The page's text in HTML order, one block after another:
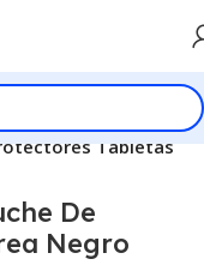
Tabletas
De
Negro